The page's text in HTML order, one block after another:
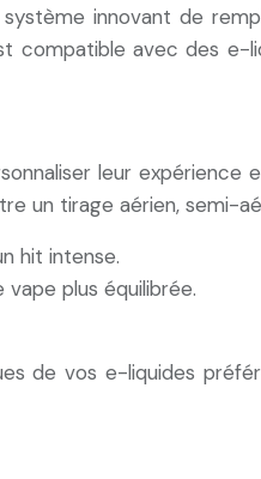
innovant de
compatible avec des e-
leur expérience
un tirage aérien, semi-
hit intense.
plus équilibrée.
de vos e-liquides